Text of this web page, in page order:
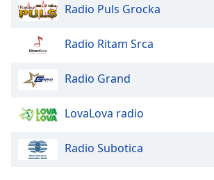
Radio Puls Grocka
Radio Ritam Srca
Radio Grand
LovaLova radio
Radio Subotica